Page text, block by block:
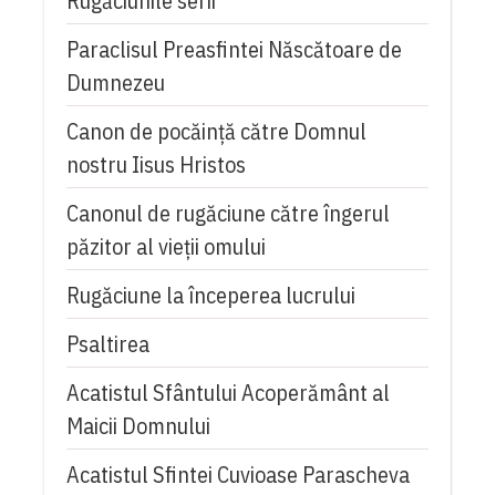
Paraclisul Preasfintei Născătoare de
Dumnezeu
Canon de pocăință către Domnul
nostru Iisus Hristos
Canonul de rugăciune către îngerul
păzitor al vieții omului
Rugăciune la începerea lucrului
Psaltirea
Acatistul Sfântului Acoperământ al
Maicii Domnului
Acatistul Sfintei Cuvioase Parascheva